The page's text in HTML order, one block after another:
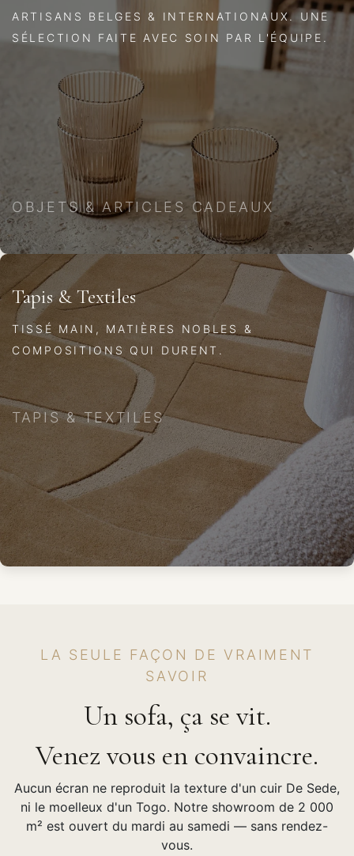
ARTISANS BELGES & INTERNATIONAUX. UNE
SÉLECTION FAITE AVEC SOIN PAR L'ÉQUIPE.
OBJETS & ARTICLES CADEAUX
Tapis & Textiles
TISSÉ MAIN, MATIÈRES NOBLES &
COMPOSITIONS QUI DURENT.
TAPIS & TEXTILES
LA SEULE FAÇON DE VRAIMENT
SAVOIR
Un sofa, ça se vit.
Venez vous en convaincre.
Aucun écran ne reproduit la texture d'un cuir De Sede,
ni le moelleux d'un Togo. Notre showroom de 2 000
m² est ouvert du mardi au samedi — sans rendez-
vous.